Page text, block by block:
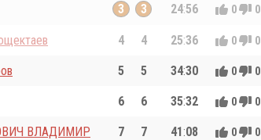
3 3 24:56 0 0
4 4 25:36 0 0
5 5 34:30 0 0
6 6 35:32 0 0
ВЛАДИМИР 7 7 41:08 0 0